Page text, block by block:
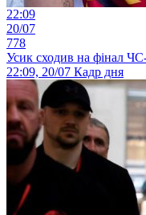
22:09
20/07
778
Усик сходив на фінал
22:09, 20/07 Кадр дня